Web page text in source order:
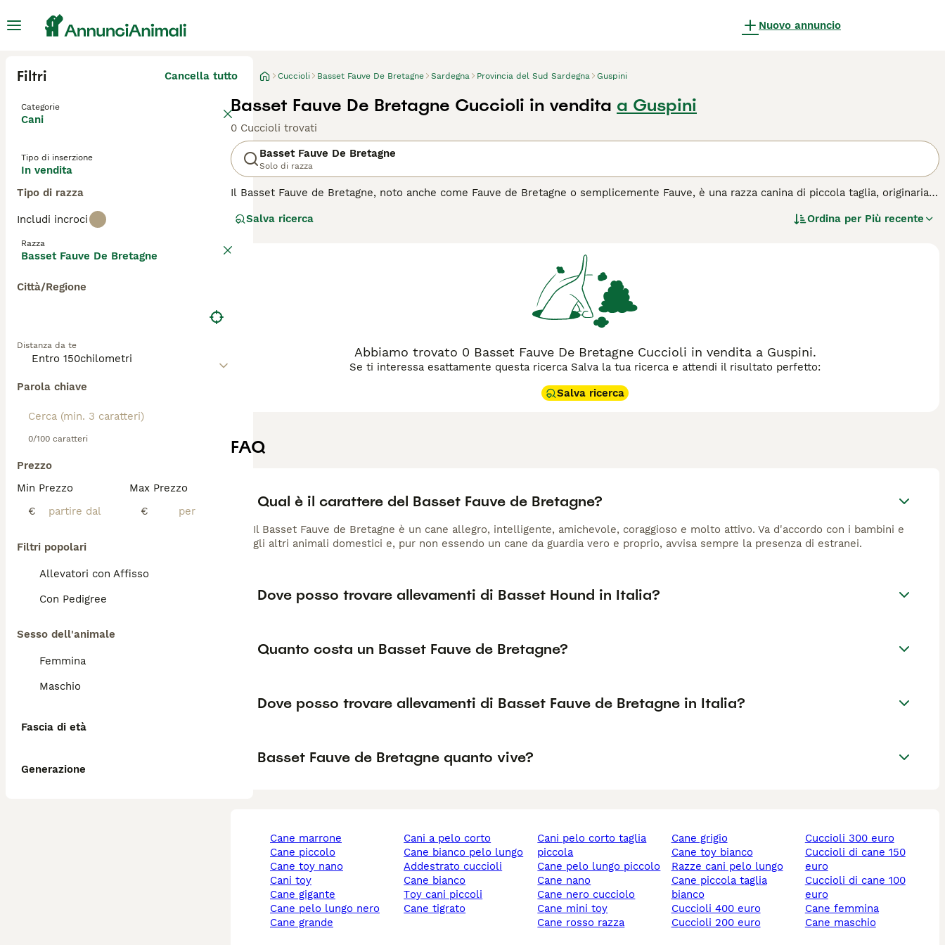
Nuovo annuncio
Filtri Cancella tutto
Categorie
Cani
Tipo di inserzione
In vendita
Tipo di razza
Includi incroci
Razza
Basset Fauve De Bretagne
Città/Regione
Distanza da te
Parola chiave
0/100 caratteri
Prezzo
Min Prezzo
€
Max Prezzo
€
Filtri popolari
Allevatori con Affisso
Con Pedigree
Sesso dell'animale
Femmina
Maschio
Fascia di età
Generazione
Cuccioli Basset Fauve De Bretagne Sardegna Provincia del Sud Sardegna Guspini
Basset Fauve De Bretagne Cuccioli in vendita a Guspini
0 Cuccioli trovati
Basset Fauve De Bretagne
Solo di razza
Il Basset Fauve de Bretagne, noto anche come Fauve de Bretagne o semplicemente Fauve, è una razza canina di piccola taglia, originaria
relativamente bassa. Il Basset Fauve de Bretagne è apprezzato per il suo spirito entusiasta, l'olfatto eccezionale e la sua indole
alla vita familiare, dimostrandosi un compagno affettuoso e giocoso. È adatto a famiglie attive che possono fornirgli regolare esercizio
Per scoprire se il Basset Fauve de Bretagne è il cane giusto per te, leggi la guida all'acquisto per questa razza.
Salva ricerca Ordina per Più recente
Abbiamo trovato 0 Basset Fauve De Bretagne Cuccioli in vendita a Guspini.
Se ti interessa esattamente questa ricerca Salva la tua ricerca e attendi il risultato perfetto:
Salva ricerca
FAQ
Qual è il carattere del Basset Fauve de Bretagne?
Il Basset Fauve de Bretagne è un cane allegro, intelligente, amichevole, coraggioso e molto attivo. Va d'accordo con i bambini e
gli altri animali domestici e, pur non essendo un cane da guardia vero e proprio, avvisa sempre la presenza di estranei.
Dove posso trovare allevamenti di Basset Hound in Italia?
Quanto costa un Basset Fauve de Bretagne?
Dove posso trovare allevamenti di Basset Fauve de Bretagne in Italia?
Basset Fauve de Bretagne quanto vive?
cane marrone
cane piccolo
cane toy nano
cani toy
cane gigante
cane pelo lungo nero
cane grande
cani a pelo corto
cane bianco pelo lungo
addestrato cuccioli
cane bianco
toy cani piccoli
cane tigrato
cani pelo corto taglia
piccola
cane pelo lungo piccolo
cane nano
cane nero cucciolo
cane mini toy
cane rosso razza
cane grigio
cane toy bianco
razze cani pelo lungo
cane piccola taglia
bianco
cuccioli 400 euro
cuccioli 200 euro
cuccioli 300 euro
cuccioli di cane 150
euro
cuccioli di cane 100
euro
cane femmina
cane maschio